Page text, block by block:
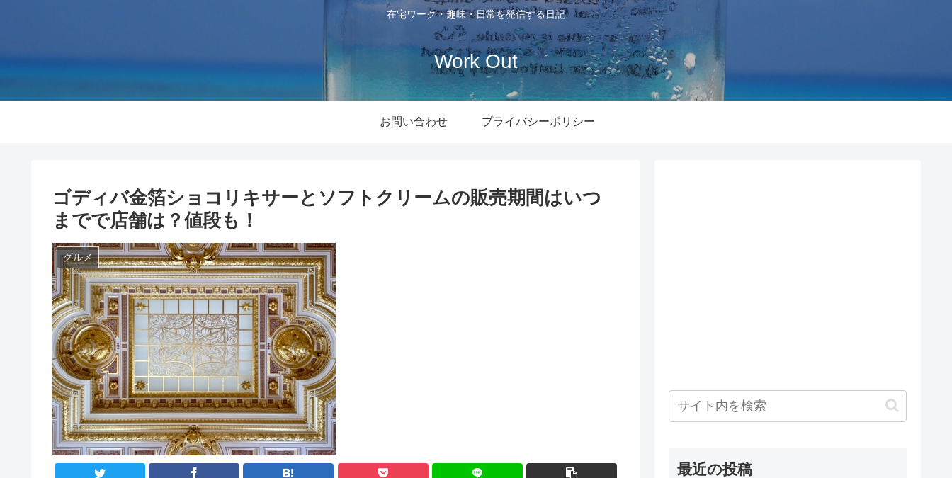
在宅ワーク・趣味・日常を発信する日記
Work Out
お問い合わせ プライバシーポリシー
ゴディバ金箔ショコリキサーとソフトクリームの販売期間はいつ
までで店舗は？値段も！
グルメ
最近の投稿